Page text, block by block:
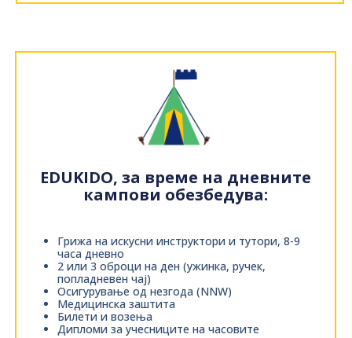
EDUKIDO, за време на дневните
кампови обезбедува:
Грижа на искусни инструктори и тутори, 8-9
часа дневно
2 или 3 оброци на ден (ужинка, ручек,
попладневен чај)
Осигурување од незгода (NNW)
Медицинска заштита
Билети и возења
Дипломи за учесниците на часовите